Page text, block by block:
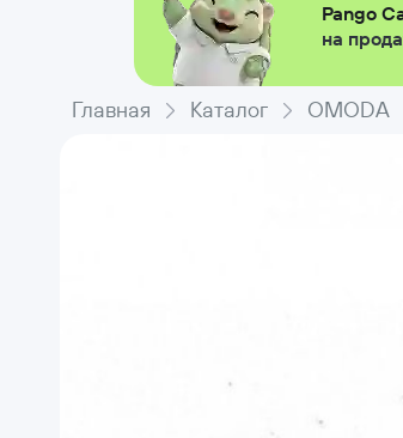
Pango
на
Главная Каталог OMODA